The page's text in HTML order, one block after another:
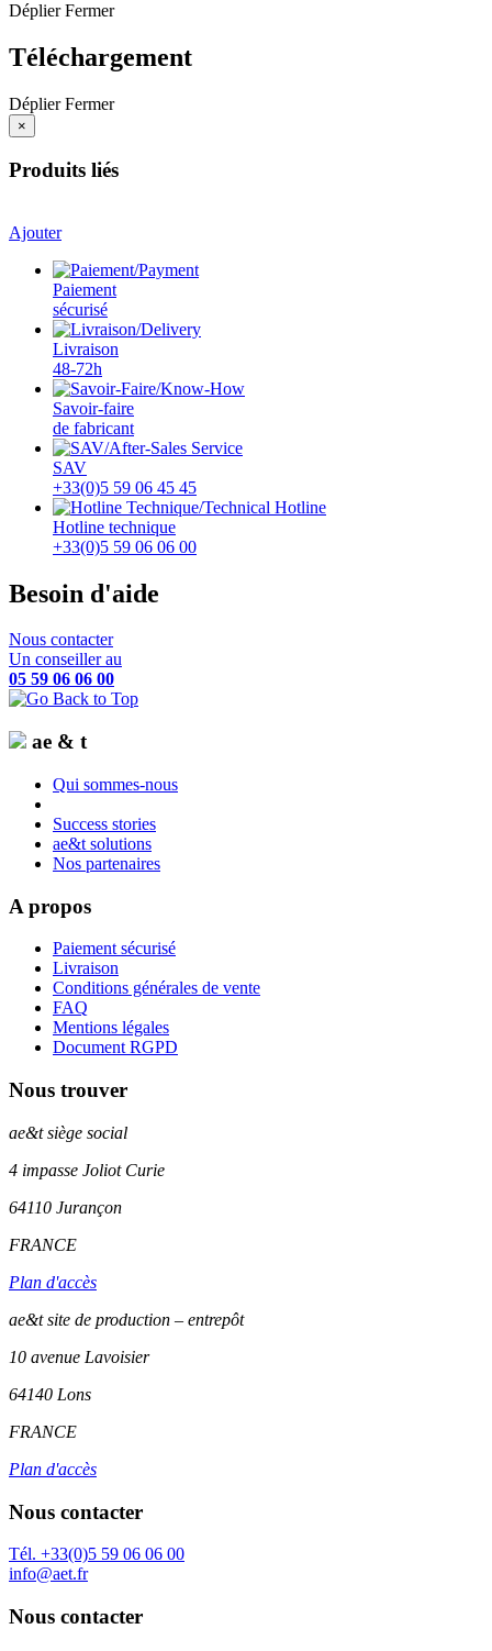
Déplier Fermer
Téléchargement
Déplier Fermer
×
Produits liés
Ajouter
Paiement
sécurisé
Livraison
48-72h
Savoir-faire
de fabricant
SAV
+33(0)5 59 06 45 45
Hotline technique
+33(0)5 59 06 06 00
Besoin d'aide
Nous contacter
Un conseiller au
05 59 06 06 00
ae & t
Qui sommes-nous
Success stories
ae&t solutions
Nos partenaires
A propos
Paiement sécurisé
Livraison
Conditions générales de vente
FAQ
Mentions légales
Document RGPD
Nous trouver
ae&tsiège social
4 impasse Joliot Curie
64110 Jurançon
FRANCE
Plan d'accès
ae&t site de production – entrepôt
10 avenue Lavoisier
64140 Lons
FRANCE
Plan d'accès
Nous contacter
Tél. +33(0)5 59 06 06 00
info@aet.fr
Nous contacter